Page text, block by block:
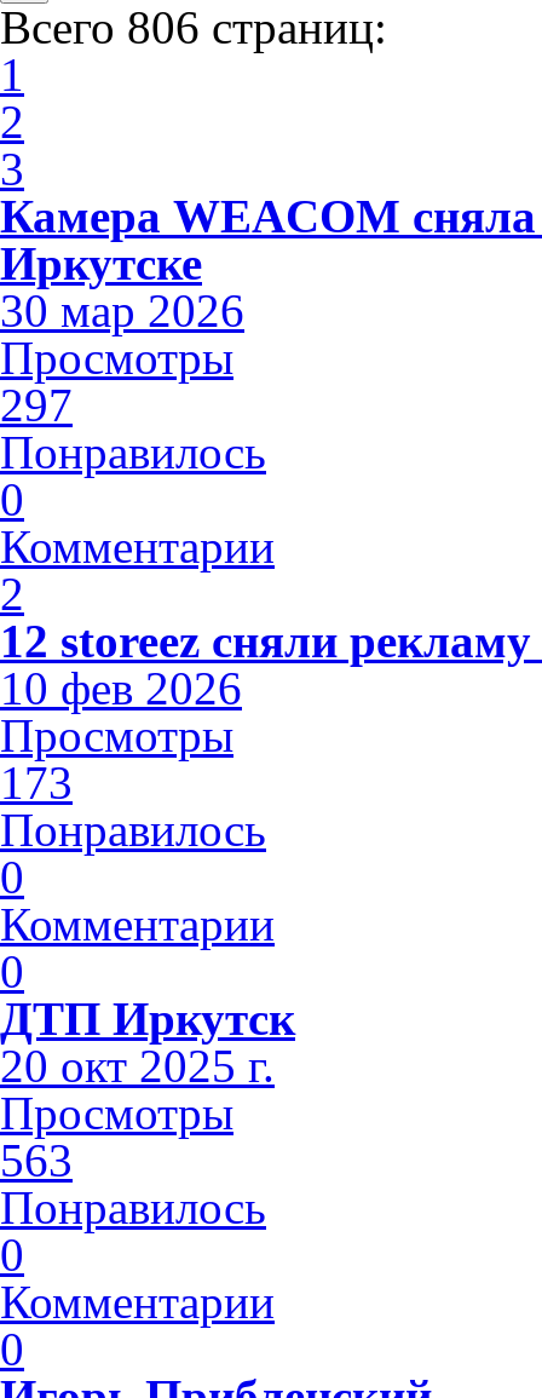
Всего 806 страниц:
1
2
3
Камера WEACOM
Иркутске
30 мар 2026
Просмотры
297
Понравилось
0
Комментарии
2
12 storeez сняли
10 фев 2026
Просмотры
173
Понравилось
0
Комментарии
0
ДТП Иркутск
20 окт 2025 г.
Просмотры
563
Понравилось
0
Комментарии
0